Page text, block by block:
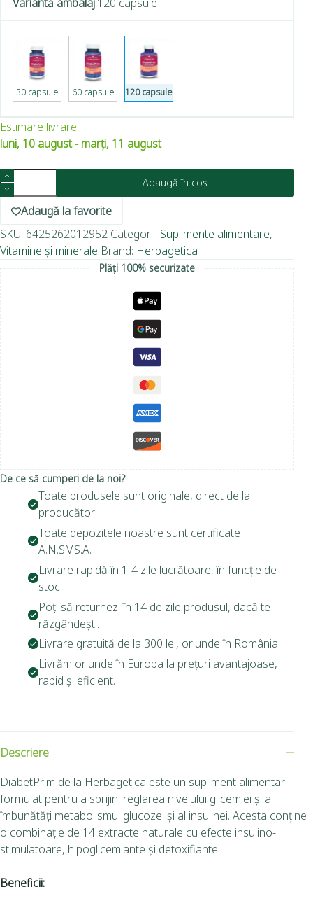
30 capsule 60 capsule 120 capsule
Estimare livrare:
luni, 10 august - marți, 11 august
Adaugă în coș
Adaugă la favorite
SKU: 6425262012952 Categorii: Suplimente alimentare,
Vitamine și minerale Brand: Herbagetica
Plăți 100% securizate
De ce să cumperi de la noi?
Toate produsele sunt originale, direct de la
producător.
Toate depozitele noastre sunt certificate
A.N.S.V.S.A.
Livrare rapidă în 1-4 zile lucrătoare, în funcție de
stoc.
Poți să returnezi în 14 de zile produsul, dacă te
răzgândești.
Livrare gratuită de la 300 lei, oriunde în România.
Livrăm oriunde în Europa la prețuri avantajoase,
rapid și eficient.
Descriere
DiabetPrim de la Herbagetica este un supliment alimentar
formulat pentru a sprijini reglarea nivelului glicemiei și a
îmbunătăți metabolismul glucozei și al insulinei. Acesta conține
o combinație de 14 extracte naturale cu efecte insulino-
stimulatoare, hipoglicemiante și detoxifiante.
Beneficii: